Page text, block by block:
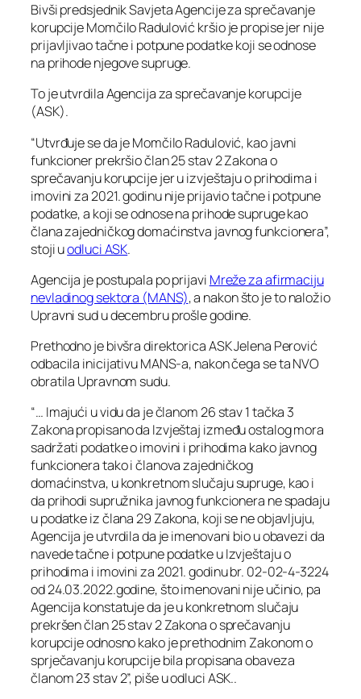
Bivši predsjednik Savjeta Agencije za sprečavanje
korupcije Momčilo Radulović kršio je propise jer nije
prijavljivao tačne i potpune podatke koji se odnose
na prihode njegove supruge.
To je utvrdila Agencija za sprečavanje korupcije
(ASK).
“Utvrđuje se da je Momčilo Radulović, kao javni
funkcioner prekršio član 25 stav 2 Zakona o
sprečavanju korupcije jer u izvještaju o prihodima i
imovini za 2021. godinu nije prijavio tačne i potpune
podatke, a koji se odnose na prihode supruge kao
člana zajedničkog domaćinstva javnog funkcionera”,
stoji uodluci ASK.
Agencija je postupala po prijavi Mreže za afirmaciju
nevladinog sektora (MANS), a nakon što je to naložio
Upravni sud u decembru prošle godine.
Prethodno je bivšra direktorica ASK Jelena Perović
odbacila inicijativu MANS-a, nakon čega se ta NVO
obratila Upravnom sudu.
“… Imajući u vidu da je članom 26 stav 1 tačka 3
Zakona propisano da Izvještaj između ostalog mora
sadržati podatke o imovini i prihodima kako javnog
funkcionera tako i članova zajedničkog
domaćinstva, u konkretnom slučaju supruge, kao i
da prihodi supružnika javnog funkcionera ne spadaju
u podatke iz člana 29 Zakona, koji se ne objavljuju,
Agencija je utvrdila da je imenovani bio u obavezi da
navede tačne i potpune podatke u Izvještaju o
prihodima i imovini za 2021. godinu br. 02-02-4-3224
od 24.03.2022.godine, što imenovani nije učinio, pa
Agencija konstatuje da je u konkretnom slučaju
prekršen član 25 stav 2 Zakona o sprečavanju
korupcije odnosno kako je prethodnim Zakonom o
sprječavanju korupcije bila propisana obaveza
članom 23 stav 2”, piše u odluci ASK..